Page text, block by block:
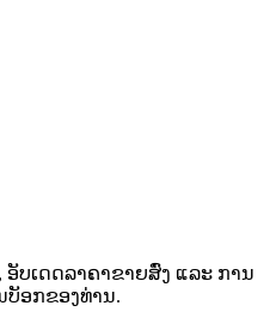
ບເດດລາຄາຂາຍສົ່ງ ແລະ ການ
ບັອກຂອງທ່ານ.